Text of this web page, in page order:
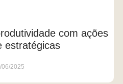
com ações
estratégicas
06/2025